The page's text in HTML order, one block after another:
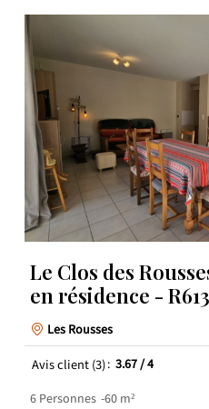
Le Clos des
en résidence -
Les Rousses
Avis client(3) 3.67/ 4
6 Personnes 60 m²